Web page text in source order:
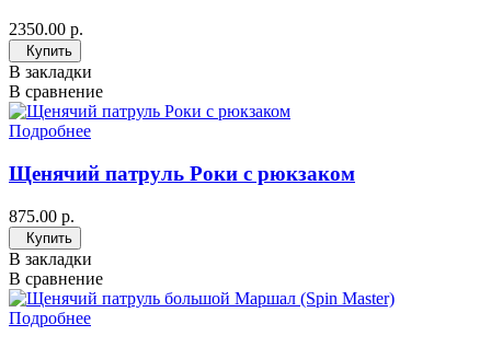
2350.00 р.
Купить
В закладки
В сравнение
Подробнее
Щенячий патруль Роки с рюкзаком
875.00 р.
Купить
В закладки
В сравнение
Подробнее